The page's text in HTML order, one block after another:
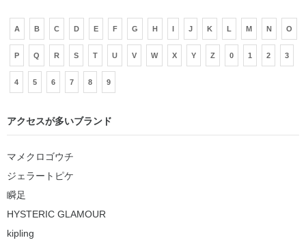
A B C D E F G H J K L M N O
P Q R S T U V W X Y Z 0 1 2 3
4 5 6 7 8 9
アクセスが多いブランド
マメクロゴウチ
ジェラートピケ
瞬足
HYSTERIC GLAMOUR
kipling